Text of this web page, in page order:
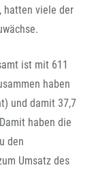
hatten viele der
ist mit 611
haben
und damit 37,7
haben die
den
Umsatz des